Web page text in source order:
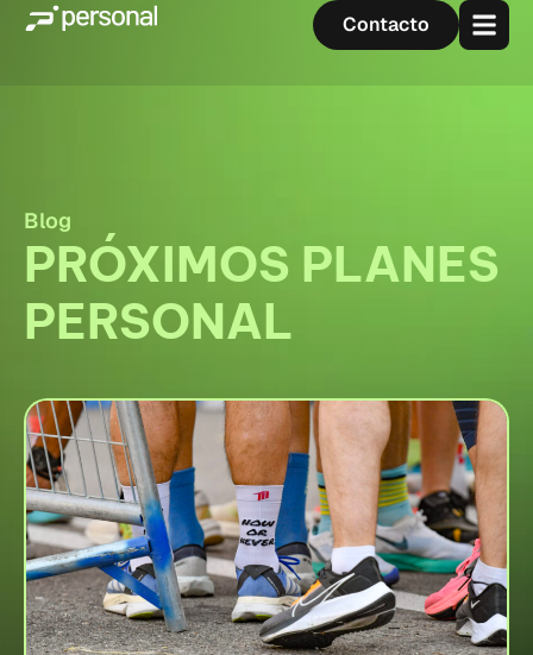
Contacto
Blog
PRÓXIMOS PLANES
PERSONAL